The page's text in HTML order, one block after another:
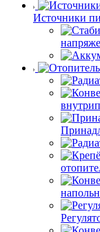
Источники